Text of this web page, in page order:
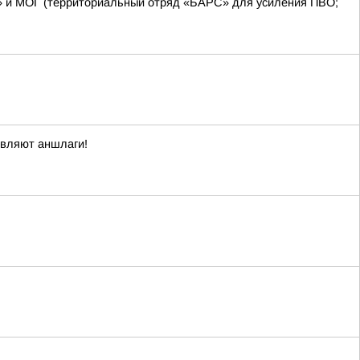
аншлаги!